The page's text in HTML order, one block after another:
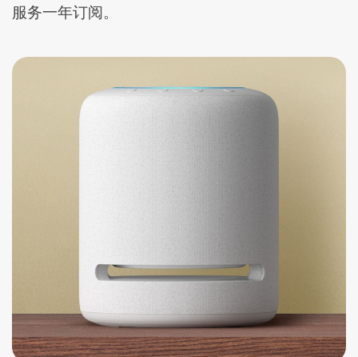
服务一年订阅。